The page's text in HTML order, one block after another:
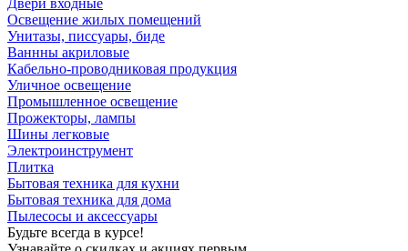
Освещение жилых помещений
Унитазы, писсуары, биде
Ваннны акриловые
Кабельно-проводниковая продукция
Уличное освещение
Промышленное освещение
Прожекторы, лампы
Шины легковые
Электроинструмент
Плитка
Бытовая техника для кухни
Бытовая техника для дома
Пылесосы и аксессуары
Будьте всегда в курсе!